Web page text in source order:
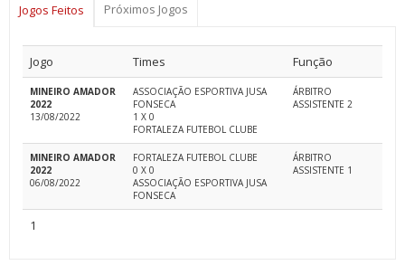
Jogos Feitos Próximos Jogos
Jogo Times Função
MINEIRO AMADOR
2022
13/08/2022
ASSOCIAÇÃO ESPORTIVA JUSA
FONSECA
1 X 0
FORTALEZA FUTEBOL CLUBE
ÁRBITRO
ASSISTENTE 2
MINEIRO AMADOR
2022
06/08/2022
FORTALEZA FUTEBOL CLUBE
0 X 0
ASSOCIAÇÃO ESPORTIVA JUSA
FONSECA
ÁRBITRO
ASSISTENTE 1
1